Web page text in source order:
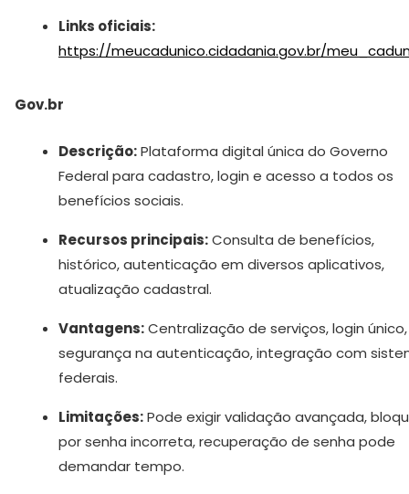
Links oficiais:
https://meucadunico.cidadania.gov.br/
Gov.br
Descrição:Plataforma digital única do Governo
Federal para cadastro, login e acesso a todos os
benefícios sociais.
Recursos principais:Consulta de benefícios,
histórico, autenticação em diversos aplicativos,
atualização cadastral.
Vantagens:Centralização de serviços, login único,
segurança na autenticação, integração com
federais.
Limitações:Pode exigir validação avançada,
por senha incorreta, recuperação de senha pode
demandar tempo.